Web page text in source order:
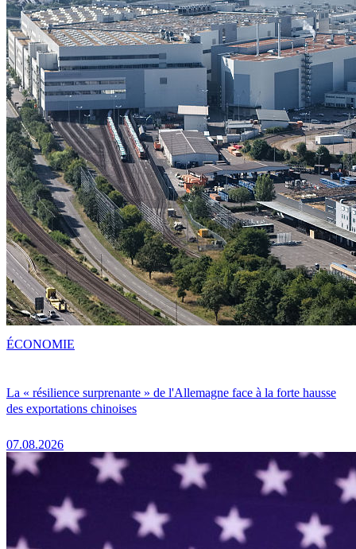
La « résilience surprenante » de l'Allemagne face à la forte hausse
des exportations chinoises
07.08.2026
ÉCONOMIE